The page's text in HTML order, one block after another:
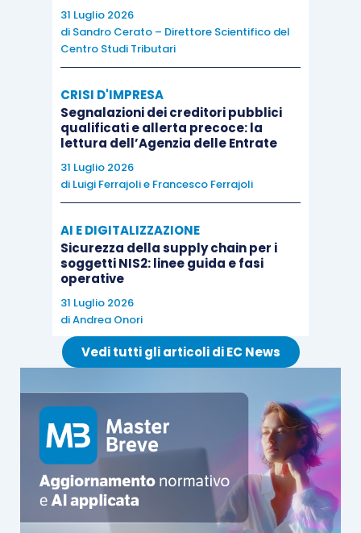
31 Luglio 2026
di Sandro Cerato – Direttore Scientifico del
Centro Studi Tributari
CRISI D'IMPRESA
Segnalazioni dei creditori pubblici
qualificati e allerta precoce: la
lettura dell’Agenzia delle Entrate
31 Luglio 2026
di Luigi Ferrajolie Francesco Ferrajoli
AI E DIGITALIZZAZIONE
Sicurezza della supply chain per i
soggetti NIS2: linee guida e fasi
operative
31 Luglio 2026
diAndrea Onori
Vedi tutti gli articoli di EC News